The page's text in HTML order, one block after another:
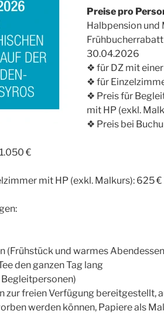
Preise pro
Halbpension und
30.04.2026
❖ für DZ mit
❖ für
❖ Preis für
mit HP (exkl.
❖ Preis bei
€
mit HP (exkl. Malkurs): 625 €
und warmes
den ganzen Tag lang
freien Verfügung bereitgestellt,
werden können, Papiere als